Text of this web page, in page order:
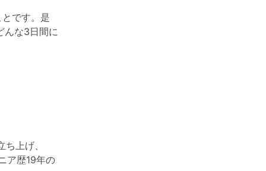
です。是
んな3日間に
上げ、
ア歴19年の